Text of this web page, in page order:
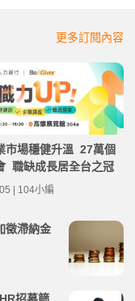
更多訂閱內容
市場穩健升溫 27萬個
職缺成長居全台之冠
| 104小編
徵滯納金